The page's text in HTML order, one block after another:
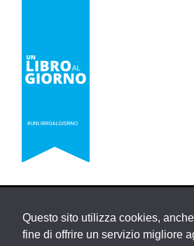
Questo sito utilizza cookies, anche
fine di offrire un servizio migliore